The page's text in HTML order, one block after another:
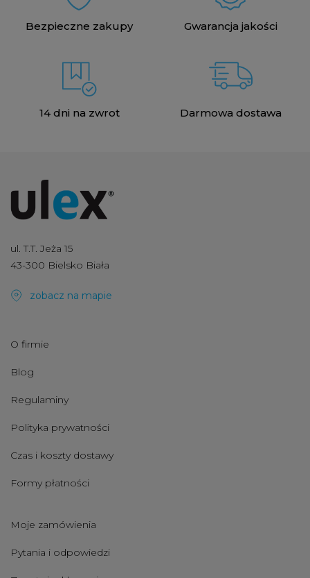
Bezpieczne zakupy Gwarancja jakości
14 dni na zwrot Darmowa dostawa
ul. T.T. Jeża 15
43-300 Bielsko Biała
zobacz na mapie
O firmie
Blog
Regulaminy
Polityka prywatności
Czas i koszty dostawy
Formy płatności
Moje zamówienia
Pytania i odpowiedzi